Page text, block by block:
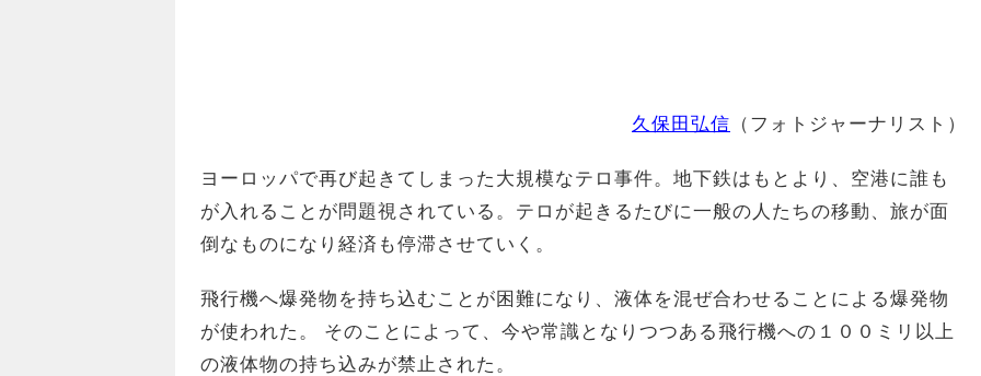
久保田弘信 （フォトジャーナリスト）
ヨーロッパで再び起きてしまった大規模なテロ事件。地下鉄はもとより、空港に誰も
が入れることが問題視されている。テロが起きるたびに一般の人たちの移動、旅が面
倒なものになり経済も停滞させていく。
飛行機へ爆発物を持ち込むことが困難になり、液体を混ぜ合わせることによる爆発物
が使われた。 そのことによって、今や常識となりつつある飛行機への１００ミリ以上
の液体物の持ち込みが禁止された。